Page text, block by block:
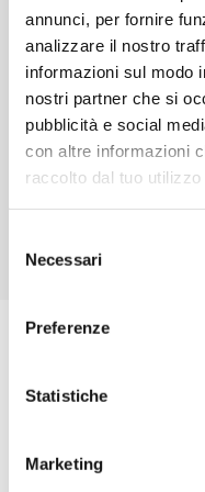
annunci, per fornire
analizzare il nostro
informazioni sul modo
nostri partner che si
pubblicità e social
con altre informazioni
raccolto dal tuo
delNecessari
Preferenze
Statistiche
Marketing
Chiedi ad un
Davide di RRTrek